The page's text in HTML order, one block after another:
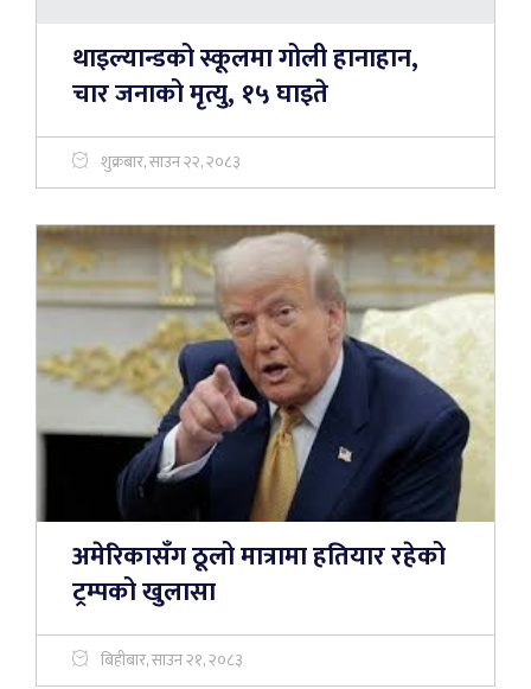
थाइल्यान्डको स्कूलमा गोली हानाहान,
चार जनाको मृत्यु, १५ घाइते
शुक्रबार, साउन २२, २०८३
अमेरिकासँग ठूलो मात्रामा हतियार रहेको
ट्रम्पको खुलासा
बिहीबार, साउन २१, २०८३